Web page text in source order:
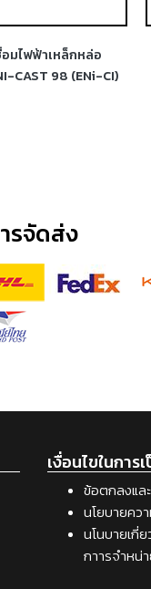
มไฟฟ้าเหล็กหล่อ
CAST 98 (ENi-CI)
รจัดส่ง
เงื่อนไขในการ
ข้อตกลงแล
นโยบายคว
นโนบายเกี่
กาารจำหน่